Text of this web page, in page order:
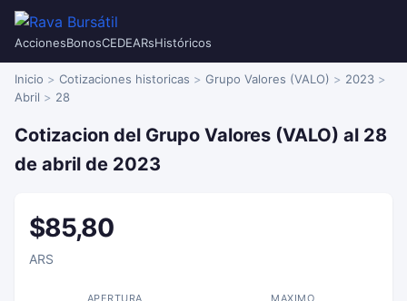
AccionesBonosCEDEARsHistóricos
Inicio Cotizaciones historicas Grupo Valores (VALO)
2023
Abril
28
Cotizacion del Grupo Valores (VALO) al 28
de abril de 2023
$85,80
ARS
APERTURA MAXIMO